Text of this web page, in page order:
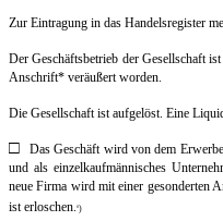
Zur Eintragung in das Handelsregister
Der Geschäftsbetrieb der Gesellschaft
Anschrift* veräußert worden.
Die Gesellschaft ist aufgelöst. Eine
□
Das Geschäft wird von dem
und als einzelkaufmännisches
neue Firma wird mit einer gesonderten
ist erloschen.
0)